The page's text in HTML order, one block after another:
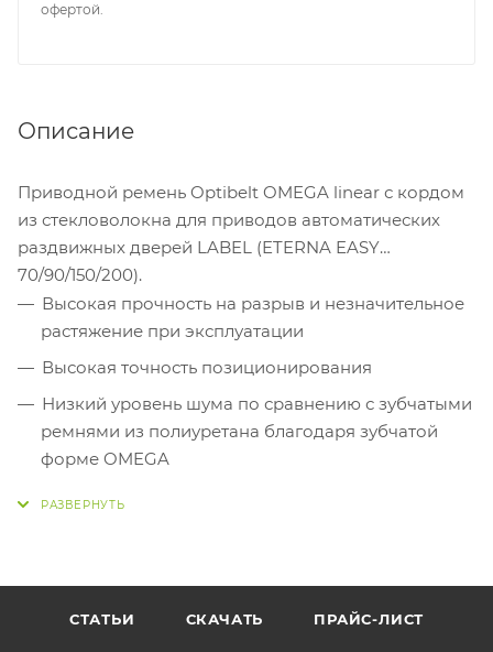
офертой.
Описание
Приводной ремень Optibelt OMEGA linear с кордом
из стекловолокна для приводов автоматических
раздвижных дверей LABEL (ETERNA EASY
70/90/150/200).
Высокая прочность на разрыв и незначительное
растяжение при эксплуатации
Высокая точность позиционирования
Низкий уровень шума по сравнению с зубчатыми
ремнями из полиуретана благодаря зубчатой
форме OMEGA
Не требуют техобслуживания
ISO 9563
СТАТЬИ СКАЧАТЬ ПРАЙС-ЛИСТ